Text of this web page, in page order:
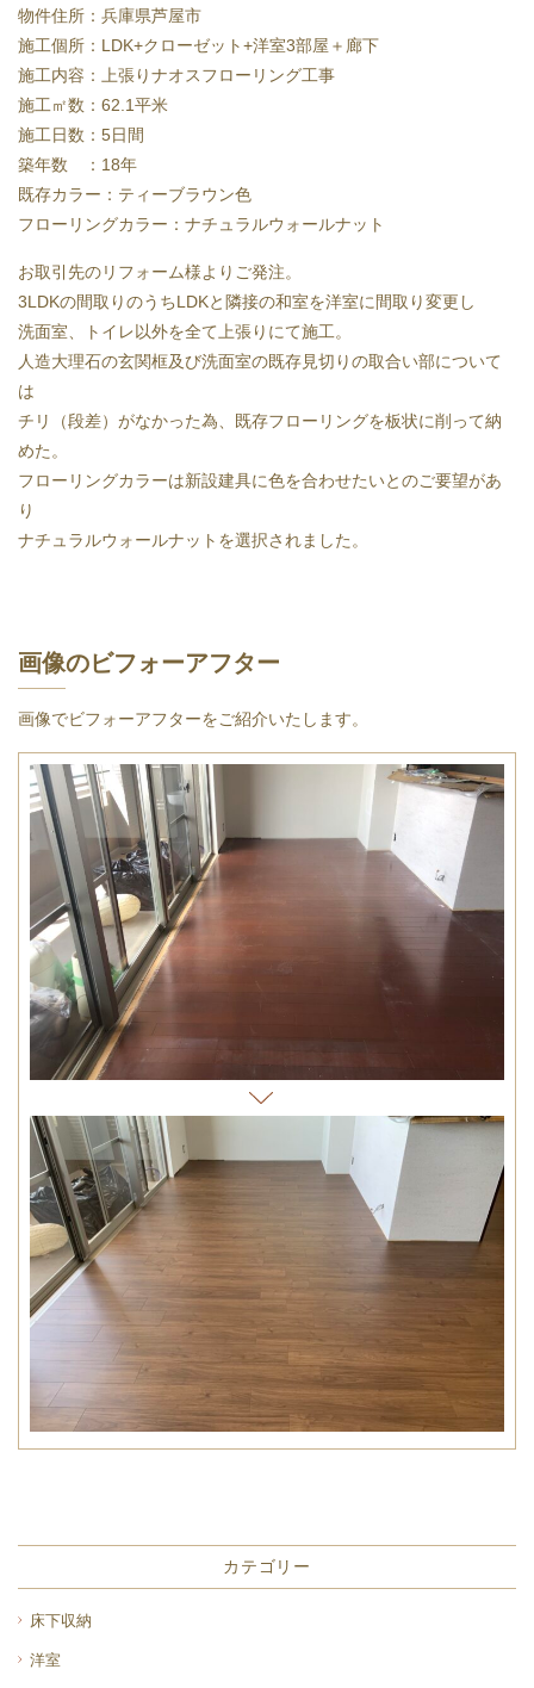
物件住所：兵庫県芦屋市
施工個所：LDK+クローゼット+洋室3部屋＋廊下
施工内容：上張りナオスフローリング工事
施工㎡数：62.1平米
施工日数：5日間
築年数 ：18年
既存カラー：ティーブラウン色
フローリングカラー：ナチュラルウォールナット
お取引先のリフォーム様よりご発注。
3LDKの間取りのうちLDKと隣接の和室を洋室に間取り変更し
洗面室、トイレ以外を全て上張りにて施工。
人造大理石の玄関框及び洗面室の既存見切りの取合い部について
は
チリ（段差）がなかった為、既存フローリングを板状に削って納
めた。
フローリングカラーは新設建具に色を合わせたいとのご要望があ
り
ナチュラルウォールナットを選択されました。
画像のビフォーアフター
画像でビフォーアフターをご紹介いたします。
カテゴリー
床下収納
洋室